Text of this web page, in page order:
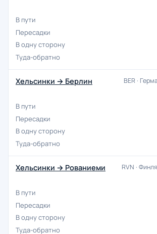
Хельсинки → Берлин BER ·
Хельсинки → Рованиеми RVN ·